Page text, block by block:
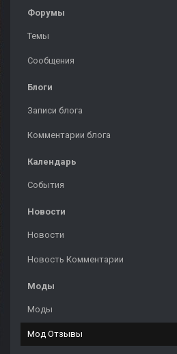
Форумы
Темы
Сообщения
Блоги
Записи блога
Комментарии блога
Календарь
События
Новости
Новости
Новость Комментарии
Моды
Моды
Мод Отзывы